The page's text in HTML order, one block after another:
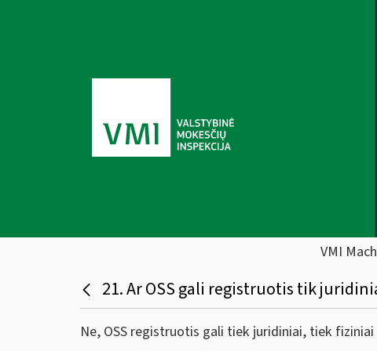
VMI
21. Ar OSS gali registruotis tik
Ne, OSS registruotis gali tiek juridiniai, tiek fiziniai